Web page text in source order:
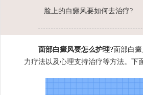
脸上的白癜风要如何去治疗?
面部白癜风要怎么护理?面部白
力疗法以及心理支持治疗等方法。下